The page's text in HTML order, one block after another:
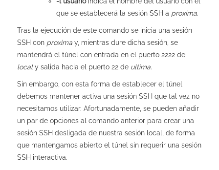
que se establecerá la sesión SSH a proxima.
Tras la ejecución de este comando se inicia una sesión
SSH con proxima y, mientras dure dicha sesión, se
mantendrá el túnel con entrada en el puerto 2222 de
localy salida hacia el puerto 22 de ultima.
Sin embargo, con esta forma de establecer el túnel
debemos mantener activa una sesión SSH que tal vez no
necesitamos utilizar. Afortunadamente, se pueden añadir
un par de opciones al comando anterior para crear una
sesión SSH desligada de nuestra sesión local, de forma
que mantengamos abierto el túnel sin requerir una sesión
SSH interactiva.